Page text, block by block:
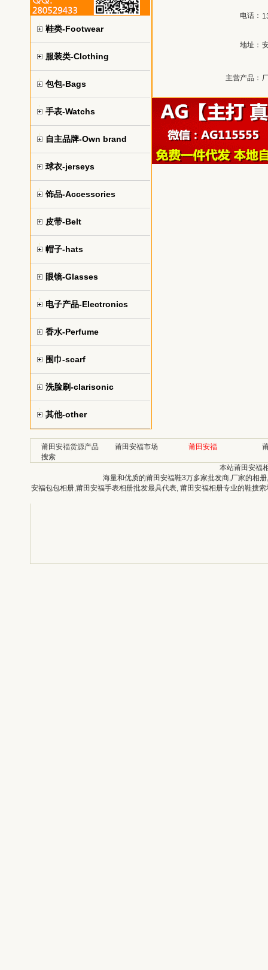
鞋类-Footwear
服装类-Clothing
包包-Bags
手表-Watchs
自主品牌-Own brand
球衣-jerseys
饰品-Accessories
皮带-Belt
帽子-hats
眼镜-Glasses
电子产品-Electronics
香水-Perfume
围巾-scarf
洗脸刷-clarisonic
其他-other
电话：
地址：
主营产品：
莆田安福货源产品
搜索
莆田安福市场 莆田安福
本站莆田安福
海量和优质的莆田安福鞋3万多家批发商,厂家的相
安福包包相册,莆田安福手表相册批发最具代表, 莆田安福相册专业的鞋搜